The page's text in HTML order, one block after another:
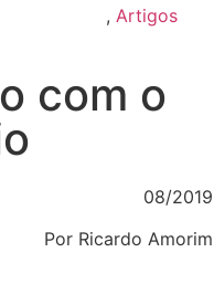
, Artigos
com o
08/2019
Por Ricardo Amorim